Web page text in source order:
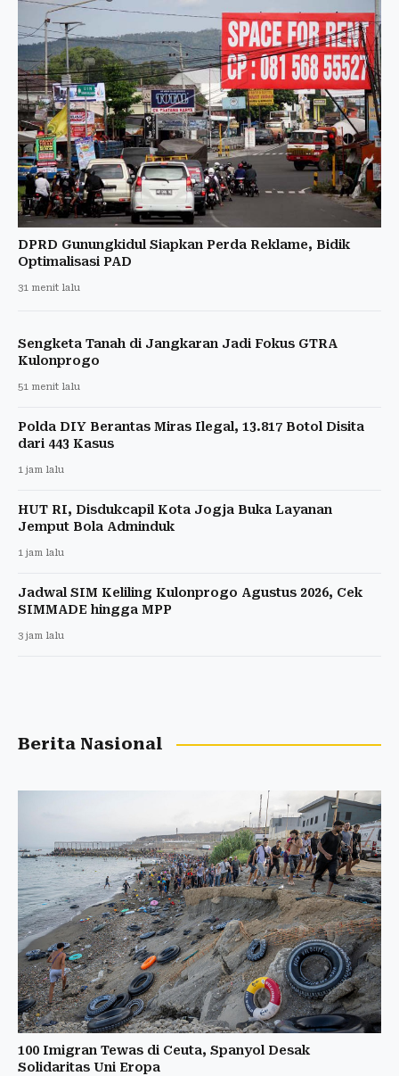
DPRD Gunungkidul Siapkan Perda Reklame, Bidik
Optimalisasi PAD
31 menit lalu
Sengketa Tanah di Jangkaran Jadi Fokus GTRA
Kulonprogo
51 menit lalu
Polda DIY Berantas Miras Ilegal, 13.817 Botol Disita
dari 443 Kasus
1 jam lalu
HUT RI, Disdukcapil Kota Jogja Buka Layanan
Jemput Bola Adminduk
1 jam lalu
Jadwal SIM Keliling Kulonprogo Agustus 2026, Cek
SIMMADE hingga MPP
3 jam lalu
Berita Nasional
100 Imigran Tewas di Ceuta, Spanyol Desak
Solidaritas Uni Eropa